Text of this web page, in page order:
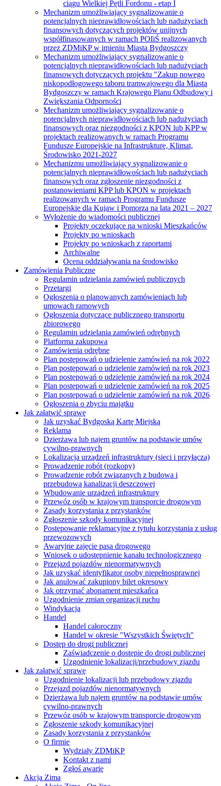
ciągu Wielkiej Pętli Fordonu - etap I
Mechanizm umożliwiający sygnalizowanie o
potencjalnych nieprawidłowościach lub nadużyciach
finansowych dotyczących projektów unijnych
współfinasowanych w ramach POIiŚ realizowanych
przez ZDMiKP w imieniu Miasta Bydgoszczy
Mechanizm umożliwiający sygnalizowanie o
potencjalnych nieprawidłowościach lub nadużyciach
finansowych dotyczących projektu "Zakup nowego
niskopodłogowego taboru tramwajowego dla Miasta
Bydgoszczy w ramach Krajowego Planu Odbudowy i
Zwiększania Odporności
Mechanizm umożliwiający sygnalizowanie o
potencjalnych nieprawidłowościach lub nadużyciach
finansowych oraz niezgodności z KPON lub KPP w
projektach realizowanych w ramach Programu
Fundusze Europejskie na Infrastrukturę, Klimat,
Środowisko 2021-2027
Mechanizmu umożliwiający sygnalizowanie o
potencjalnych nieprawidłowościach lub nadużyciach
finansowych oraz zgłoszenie niezgodności z
postanowieniami KPP lub KPON w projektach
realizowanych w ramach Programu Fundusze
Europejskie dla Kujaw i Pomorza na lata 2021 – 2027
Wyłożenie do wiadomości publicznej
Projekty oczekujące na wnioski Mieszkańców
Projekty po wnioskach
Projekty po wnioskach z raportami
Archiwalne
Ocena oddziaływania na środowisko
Zamówienia Publiczne
Regulamin udzielania zamówień publicznych
Przetargi
Ogłoszenia o planowanych zamówieniach lub
umowach ramowych
Ogłoszenia dotyczące publicznego transportu
zbiorowego
Regulamin udzielania zamówień odrębnych
Platforma zakupowa
Zamówienia odrębne
Plan postępowań o udzielenie zamówień na rok 2022
Plan postępowań o udzielenie zamówień na rok 2023
Plan postępowań o udzielenie zamówień na rok 2024
Plan postępowań o udzielenie zamówień na rok 2025
Plan postępowań o udzielenie zamówień na rok 2026
Ogłoszenia o zbyciu majątku
Jak załatwić sprawę
Jak uzyskać Bydgoską Kartę Miejską
Reklama
Dzierżawa lub najem gruntów na podstawie umów
cywilno-prawnych
Lokalizacja urządzeń infrastruktury (sieci i przyłącza)
Prowadzenie robót (rozkopy)
Prowadzenie robót związanych z budowa i
przebudową kanalizacji deszczowej
Wbudowanie urządzeń infrastruktury
Przewóz osób w krajowym transporcie drogowym
Zasady korzystania z przystanków
Zgłoszenie szkody komunikacyjnej
Postępowanie reklamacyjne z tytułu korzystania z usług
przewozowych
Awaryjne zajęcie pasa drogowego
Wniosek o udostępnienie kanału technologicznego
Przejazd pojazdów nienormatywnych
Jak uzyskać identyfikator osoby niepełnosprawnej
Jak anulować zakupiony bilet okresowy
Jak otrzymać abonament mieszkańca
Uzgodnienie zmian organizacji ruchu
Windykacja
Handel
Handel całoroczny
Handel w okresie "Wszystkich Świętych"
Dostęp do drogi publicznej
Zaświadczenie o dostępie do drogi publicznej
Uzgodnienie lokalizacji/przebudowy zjazdu
Jak załatwić sprawę
Uzgodnienie lokalizacji lub przebudowy zjazdu
Przejazd pojazdów nienormatywnych
Dzierżawa lub najem gruntów na podstawie umów
cywilno-prawnych
Przewóz osób w krajowym transporcie drogowym
Zgłoszenie szkody komunikacyjnej
Zasady korzystania z przystanków
O firmie
Wydziały ZDMiKP
Kontakt z nami
Zgłoś awarię
Akcja Zima